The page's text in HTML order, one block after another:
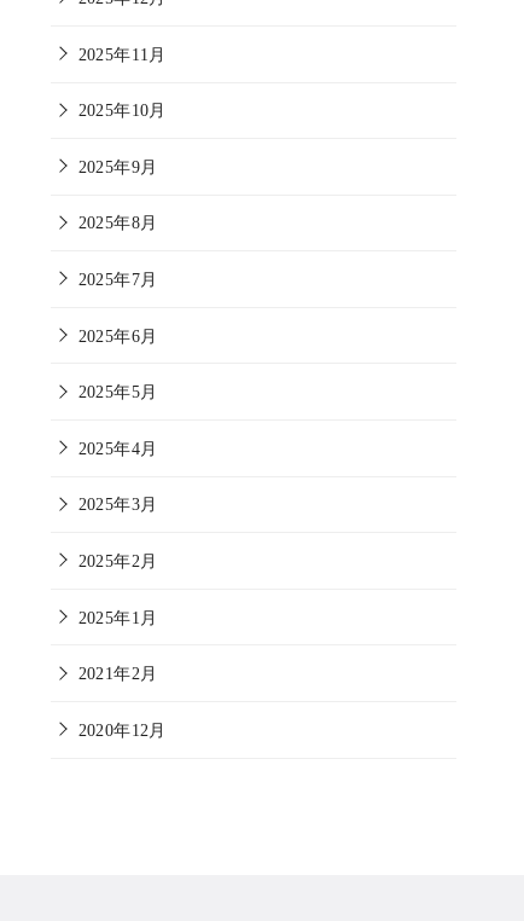
2025年11月
2025年10月
2025年9月
2025年8月
2025年7月
2025年6月
2025年5月
2025年4月
2025年3月
2025年2月
2025年1月
2021年2月
2020年12月